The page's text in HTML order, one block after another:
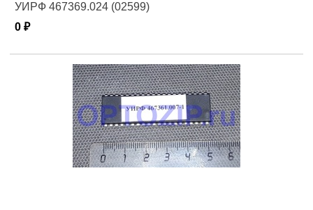
УИРФ 467369.024 (02599)
0 ₽